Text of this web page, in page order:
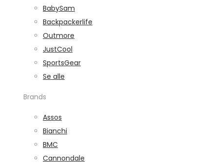
BabySam
Backpackerlife
Outmore
JustCool
SportsGear
Se alle
Brands
Assos
Bianchi
BMC
Cannondale